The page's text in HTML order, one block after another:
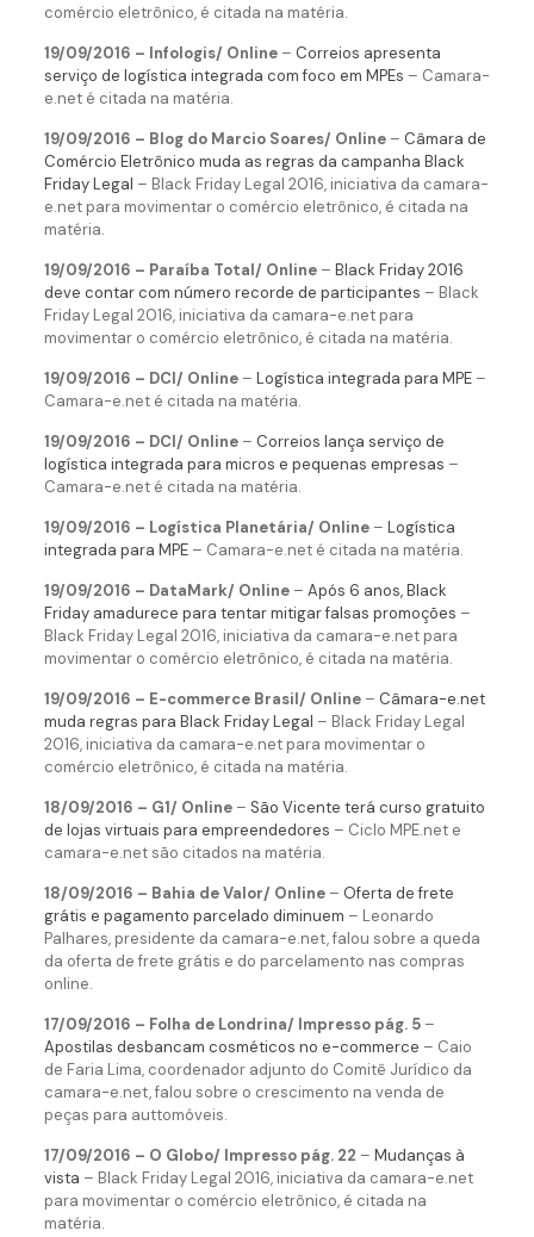
comércio eletrônico, é citada na matéria.
19/09/2016 – Infologis/ Online– Correios apresenta
serviço de logística integrada com foco em MPEs – Camara-
e.net é citada na matéria.
19/09/2016 – Blog do Marcio Soares/ Online– Câmara de
Comércio Eletrônico muda as regras da campanha Black
Friday Legal – Black Friday Legal 2016, iniciativa da camara-
e.net para movimentar o comércio eletrônico, é citada na
matéria.
19/09/2016 – Paraíba Total/ Online– Black Friday 2016
deve contar com número recorde de participantes – Black
Friday Legal 2016, iniciativa da camara-e.net para
movimentar o comércio eletrônico, é citada na matéria.
19/09/2016 – DCI/ Online– Logística integrada para MPE–
Camara-e.net é citada na matéria.
19/09/2016 – DCI/ Online– Correios lança serviço de
logística integrada para micros e pequenas empresas –
Camara-e.net é citada na matéria.
19/09/2016 – Logística Planetária/ Online– Logística
integrada para MPE– Camara-e.net é citada na matéria.
19/09/2016 – DataMark/ Online– Após 6 anos, Black
Friday amadurece para tentar mitigar falsas promoções –
Black Friday Legal 2016, iniciativa da camara-e.net para
movimentar o comércio eletrônico, é citada na matéria.
19/09/2016 – E-commerce Brasil/ Online– Câmara-e.net
muda regras para Black Friday Legal – Black Friday Legal
2016, iniciativa da camara-e.net para movimentar o
comércio eletrônico, é citada na matéria.
18/09/2016 – G1/ Online– São Vicente terá curso gratuito
de lojas virtuais para empreendedores – Ciclo MPE.net e
camara-e.net são citados na matéria.
18/09/2016 – Bahia de Valor/ Online– Oferta de frete
grátis e pagamento parcelado diminuem – Leonardo
Palhares, presidente da camara-e.net, falou sobre a queda
da oferta de frete grátis e do parcelamento nas compras
online.
17/09/2016 – Folha de Londrina/ Impresso pág. 5–
Apostilas desbancam cosméticos no e-commerce – Caio
de Faria Lima, coordenador adjunto do Comitê Jurídico da
camara-e.net, falou sobre o crescimento na venda de
peças para auttomóveis.
17/09/2016 – O Globo/ Impresso pág. 22 – Mudanças à
vista – Black Friday Legal 2016, iniciativa da camara-e.net
para movimentar o comércio eletrônico, é citada na
matéria.